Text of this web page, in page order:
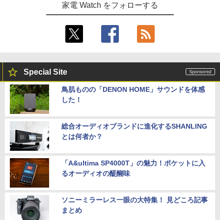
家電 Watch をフォローする
Special Site
鳥肌ものの「DENON HOME」サウンドを体感
した！
総合オーディオブランドに進化するSHANLING
とは何者か？
「A&ultima SP4000T」の魅力！ポケットに入
るオーディオの醍醐味
ソニーミラーレス一眼の大特集！ 見どころ記事
まとめ